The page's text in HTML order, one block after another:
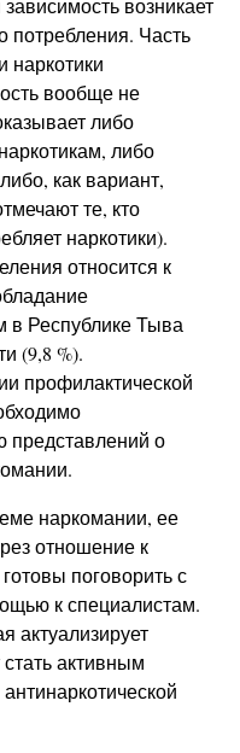
возникает
потребления. Часть
наркотики
вообще не
либо
либо
как вариант,
те, кто
наркотики).
относится к
в Республике Тыва
(9,8 %).
профилактической
представлений о
наркомании, ее
отношение к
поговорить с
к специалистам.
актуализирует
активным